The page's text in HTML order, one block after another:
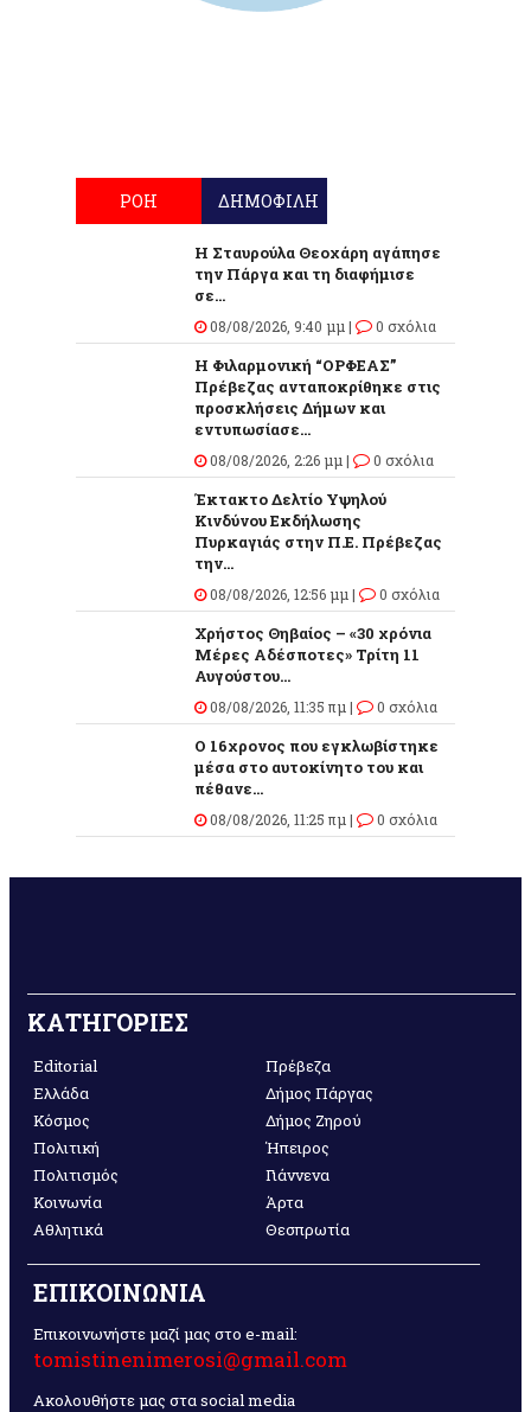
ΡΟΗ ΔΗΜΟΦΙΛΗ
Η Σταυρούλα Θεοχάρη αγάπησε
την Πάργα και τη διαφήμισε
σε...
08/08/2026, 9:40 μμ | 0 σχόλια
Η Φιλαρμονική “ΟΡΦΕΑΣ”
Πρέβεζας ανταποκρίθηκε στις
προσκλήσεις Δήμων και
εντυπωσίασε...
08/08/2026, 2:26 μμ | 0 σχόλια
Έκτακτο Δελτίο Υψηλού
Κινδύνου Εκδήλωσης
Πυρκαγιάς στην Π.Ε. Πρέβεζας
την...
08/08/2026, 12:56 μμ | 0 σχόλια
Χρήστος Θηβαίος – «30 χρόνια
Μέρες Αδέσποτες» Τρίτη 11
Αυγούστου...
08/08/2026, 11:35 πμ | 0 σχόλια
O 16χρονος που εγκλωβίστηκε
μέσα στο αυτοκίνητο του και
πέθανε...
08/08/2026, 11:25 πμ | 0 σχόλια
ΚΑΤΗΓΟΡΙΕΣ
Editorial
Ελλάδα
Κόσμος
Πολιτική
Πολιτισμός
Κοινωνία
Αθλητικά
Πρέβεζα
Δήμος Πάργας
Δήμος Ζηρού
Ήπειρος
Γιάννενα
Άρτα
Θεσπρωτία
ΕΠΙΚΟΙΝΩΝΙΑ
Επικοινωνήστε μαζί μας στο e-mail:
tomistinenimerosi@gmail.com
Ακολουθήστε μας στα social media